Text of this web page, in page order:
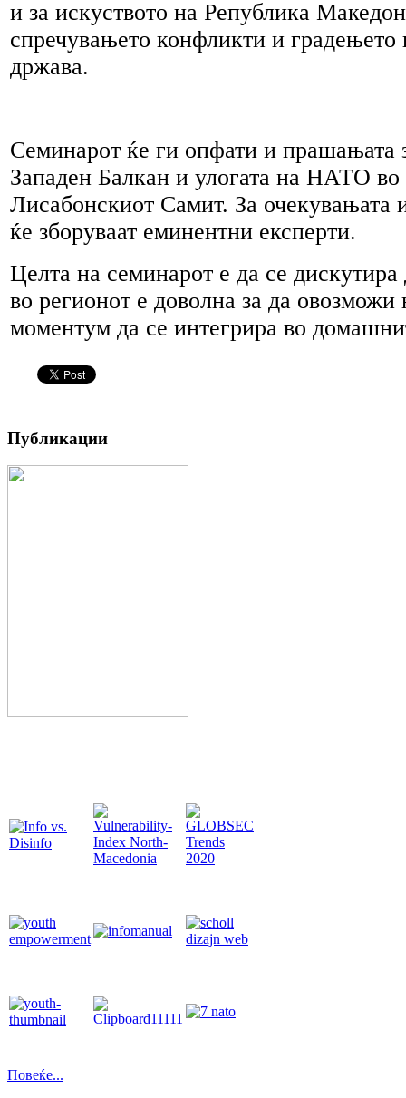
и за искуството на Република
спречувањето конфликти и градењето
држава.
Семинарот ќе ги опфати и прашањата
Западен Балкан и улогата на НАТО во
Лисабонскиот Самит. За очекувањата
ќе зборуваат еминентни експерти.
Целта на семинарот е да се
во регионот е доволна за да овозможи
моментум да се интегрира во
Публикации
Повеќе...